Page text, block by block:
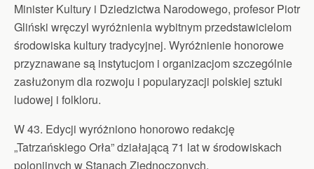
Minister Kultury i Dziedzictwa Narodowego, profesor Piotr
Gliński wręczyl wyróżnienia wybitnym przedstawicielom
środowiska kultury tradycyjnej. Wyróżnienie honorowe
przyznawane są instytucjom i organizacjom szczególnie
zasłużonym dla rozwoju i popularyzacji polskiej sztuki
ludowej i folkloru.
W 43. Edycji wyróżniono honorowo redakcję
„Tatrzańskiego Orła” działającą 71 lat w środowiskach
polonijnych w Stanach Zjednoczonych.